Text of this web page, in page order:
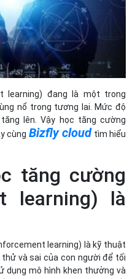
tăng cường
learning) là
learning) là kỹ thuật
và sai của con người để tối
mô hình khen thưởng và
tìm ra con đường xử lý tốt
thưởng để đạt được chiến
suất cao giúp AI đạt kết quả